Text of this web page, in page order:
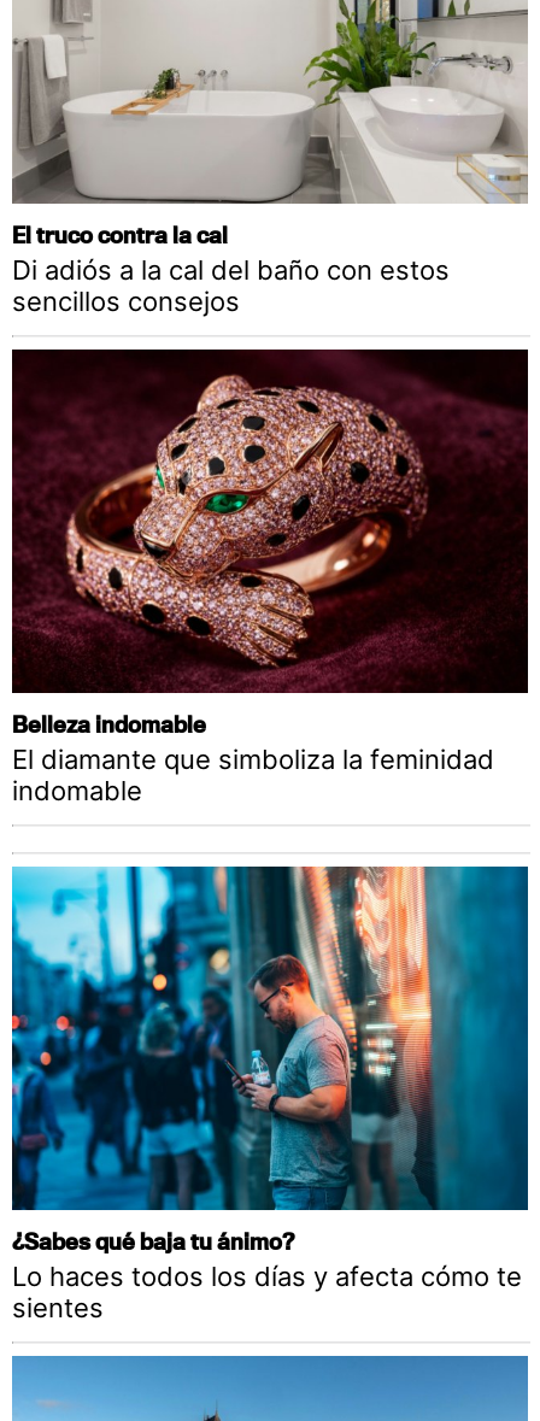
El truco contra la cal
Di adiós a la cal del baño con estos
sencillos consejos
Belleza indomable
El diamante que simboliza la feminidad
indomable
¿Sabes qué baja tu ánimo?
Lo haces todos los días y afecta cómo te
sientes